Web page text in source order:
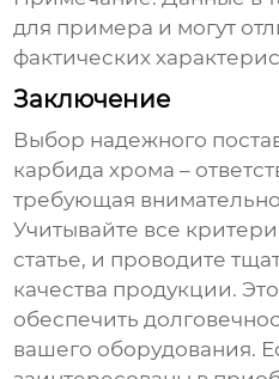
для примера и могут
фактических
Заключение
Выбор надежного
карбида хрома –
требующая
Учитывайте все
статье, и проводите
качества продукции.
обеспечить
вашего оборудования.